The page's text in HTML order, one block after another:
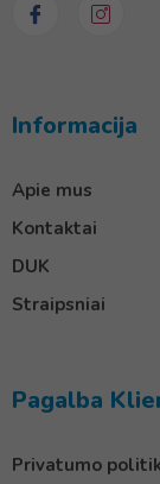
Informacija
Apie mus
Kontaktai
DUK
Straipsniai
Pagalba
Privatumo